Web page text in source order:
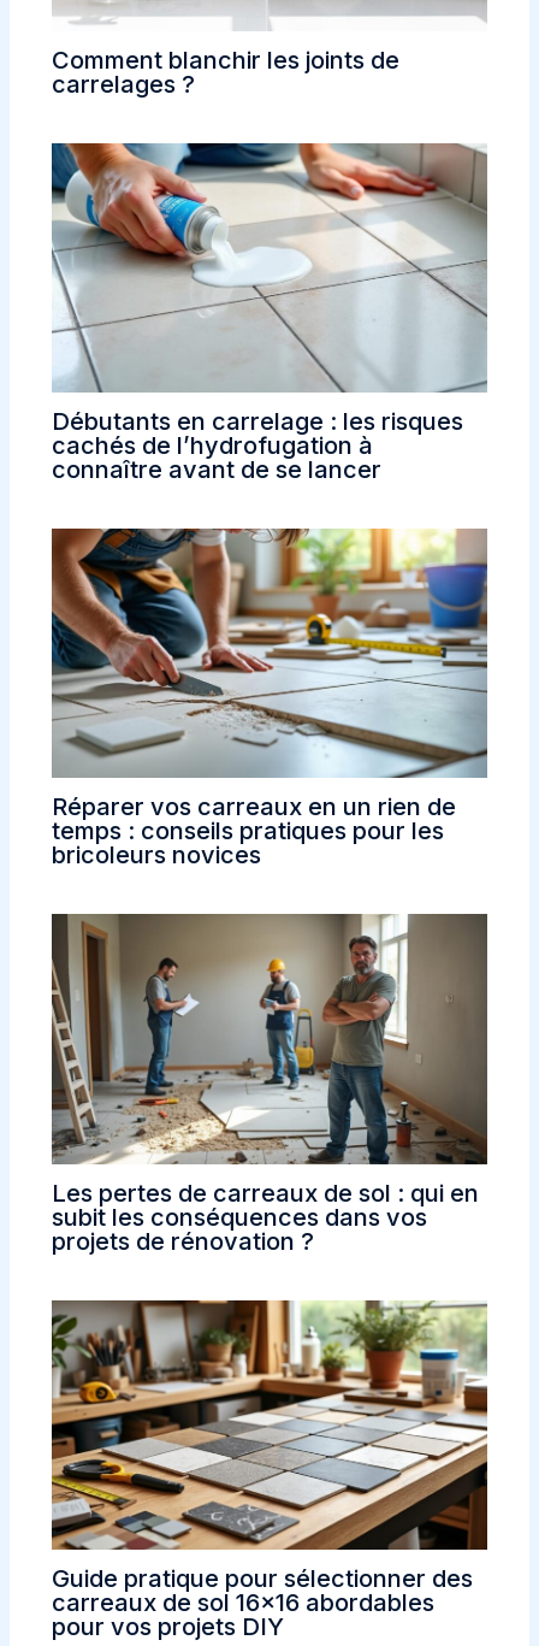
Comment blanchir les joints de
carrelages ?
Débutants en carrelage : les risques
cachés de l’hydrofugation à
connaître avant de se lancer
Réparer vos carreaux en un rien de
temps : conseils pratiques pour les
bricoleurs novices
Les pertes de carreaux de sol : qui en
subit les conséquences dans vos
projets de rénovation ?
Guide pratique pour sélectionner des
carreaux de sol 16×16 abordables
pour vos projets DIY